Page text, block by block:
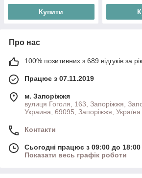
Купити
Про нас
100% позитивних з 689 відгуків за рік
Працює з 07.11.2019
м. Запоріжжя
вулиця Гоголя, 163, Запоріжжя,
Украина, 69095, Запоріжжя, Україна
Контакти
Сьогодні працює з 09:00 до 18:00
Показати весь графік роботи